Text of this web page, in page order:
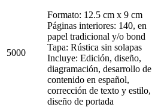
5000
Formato: 12.5 cm x 9 cm
Páginas interiores: 140, en
papel tradicional y/o bond
Tapa: Rústica sin solapas
Incluye: Edición, diseño,
diagramación, desarrollo de
contenido en español,
corrección de texto y estilo,
diseño de portada